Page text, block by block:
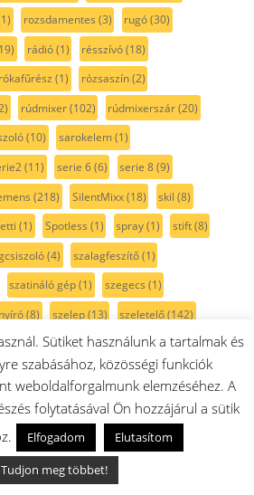
rozsdamentes (3) rugó(30)
rádió(1) résszívó(18)
rókafűrész (1) rózsaszín(2)
rúdmixer(102) rúdmixerszár(20)
(10) sarokelem(1)
(11) serie 6(6) serie 8(9)
(218) SilentMixx(18) skil (8)
(1) Spotless (1) spray(1) stift(8)
(4) szalagfeszítő(1)
szatináló gép(1) szegecs (1)
(8) szelep(13) szeletelő(142)
szellőző(4) szemeskávé(1)
(6) szervíz(9) szett(47)
(2) szikragyűjtó(8) szikráztató(6)
(2) szimering (28) szitaszűrő
szán (4)
Sütiket használunk a tartalmak és
szabásához, közösségi funkciók
weboldalforgalmunk elemzéséhez. A
folytatásával Ön hozzájárul a sütik
Elfogadom
Elutasítom
Tudjon meg többet!